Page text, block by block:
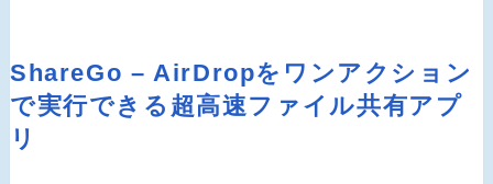
ShareGo – AirDropをワンアクション
で実行できる超高速ファイル共有アプ
リ